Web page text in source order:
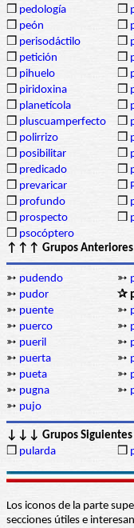
❒ pedología ❒
❒ peón ❒
❒ perisodáctilo ❒
❒ petición ❒
❒ pihuelo ❒
❒ piridoxina ❒
❒ planetícola ❒
❒ pluscuamperfecto ❒
❒ polirrizo ❒
❒ posibilitar ❒
❒ predicado ❒
❒ prevaricar ❒
❒ profundo ❒
❒ prospecto ❒
❒ psocóptero
↑↑↑ Grupos Anteriores
➳ pudendo ➳
➳ pudor ✰
➳ puente ➳
➳ puerco ➳
➳ pueril ➳
➳ puerta ➳
➳ pueta ➳
➳ pugna ➳
➳ pujo
↓↓↓ Grupos Siguientes
❒ pularda ❒
Los iconos de la parte
secciones útiles e